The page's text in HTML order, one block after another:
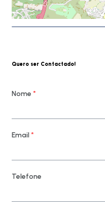
Quero ser Contactado!
Nome *
Email*
Telefone